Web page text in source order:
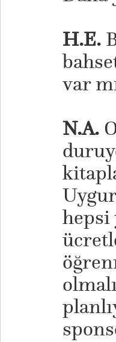
H.E.
var
N.A.
hepsi